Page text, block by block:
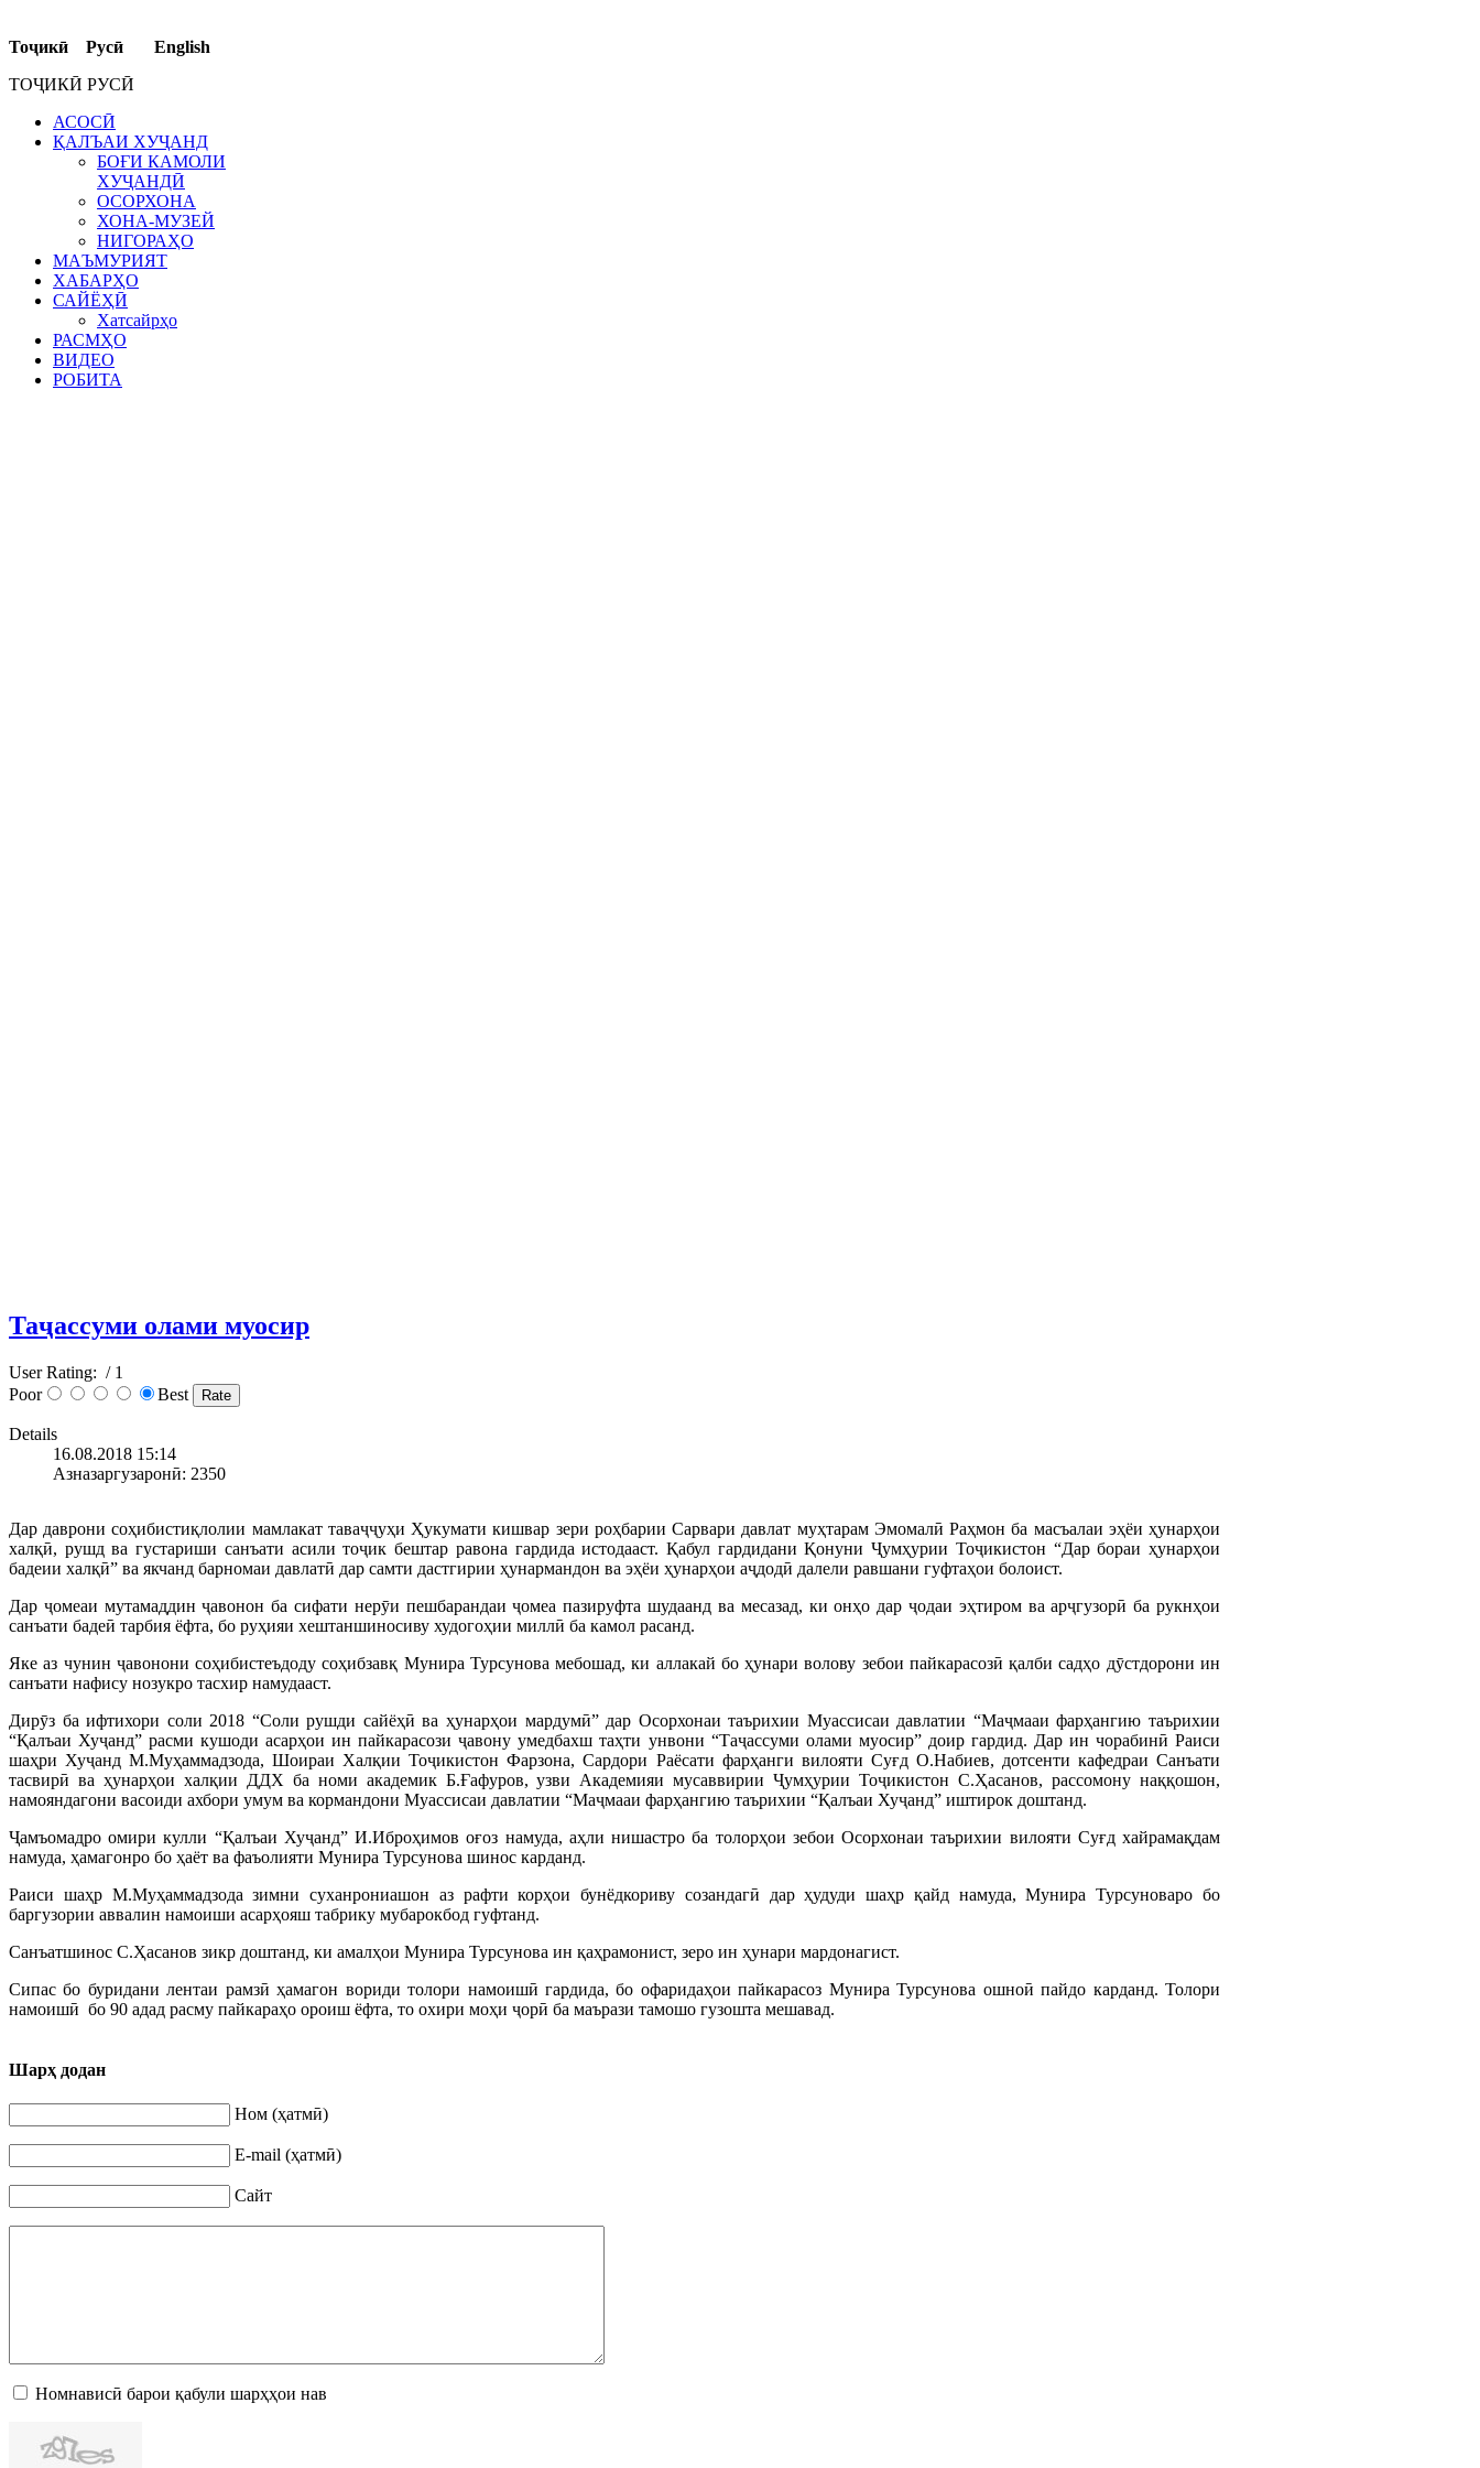
Тоҷикӣ Русӣ English
ТОҶИКӢ РУСӢ
АСОСӢ
ҚАЛЪАИ ХУҶАНД
БОҒИ КАМОЛИ
ХУҶАНДӢ
ОСОРХОНА
ХОНА-МУЗЕЙ
НИГОРАҲО
МАЪМУРИЯТ
ХАБАРҲО
САЙЁҲӢ
Хатсайрҳо
РАСМҲО
ВИДЕО
РОБИТА
Таҷассуми олами муосир
User Rating: / 1
Poor
Best
Details
16.08.2018 15:14
Азназаргузаронӣ: 2350
Дар даврони соҳибистиқлолии мамлакат таваҷҷуҳи Ҳукумати кишвар зери роҳбарии Сарвари давлат муҳтарам Эмомалӣ Раҳмон ба масъалаи эҳёи ҳунарҳои
халқӣ, рушд ва густариши санъати асили тоҷик бештар равона гардида истодааст. Қабул гардидани Қонуни Ҷумҳурии Тоҷикистон “Дар бораи ҳунарҳои
бадеии халқӣ” ва якчанд барномаи давлатӣ дар самти дастгирии ҳунармандон ва эҳёи ҳунарҳои аҷдодӣ далели равшани гуфтаҳои болоист.
Дар ҷомеаи мутамаддин ҷавонон ба сифати нерӯи пешбарандаи ҷомеа пазируфта шудаанд ва месазад, ки онҳо дар ҷодаи эҳтиром ва арҷгузорӣ ба рукнҳои
санъати бадеӣ тарбия ёфта, бо руҳияи хештаншиносиву худогоҳии миллӣ ба камол расанд.
Яке аз чунин ҷавонони соҳибистеъдоду соҳибзавқ Мунира Турсунова мебошад, ки аллакай бо ҳунари волову зебои пайкарасозӣ қалби садҳо дӯстдорони ин
санъати нафису нозукро тасхир намудааст.
Дирӯз ба ифтихори соли 2018 “Соли рушди сайёҳӣ ва ҳунарҳои мардумӣ” дар Осорхонаи таърихии Муассисаи давлатии “Маҷмааи фарҳангию таърихии
“Қалъаи Хуҷанд” расми кушоди асарҳои ин пайкарасози ҷавону умедбахш таҳти унвони “Таҷассуми олами муосир” доир гардид. Дар ин чорабинӣ Раиси
шаҳри Хуҷанд М.Муҳаммадзода, Шоираи Халқии Тоҷикистон Фарзона, Сардори Раёсати фарҳанги вилояти Суғд О.Набиев, дотсенти кафедраи Санъати
тасвирӣ ва ҳунарҳои халқии ДДХ ба номи академик Б.Ғафуров, узви Академияи мусаввирии Ҷумҳурии Тоҷикистон С.Ҳасанов, рассомону наққошон,
намояндагони васоиди ахбори умум ва кормандони Муассисаи давлатии “Маҷмааи фарҳангию таърихии “Қалъаи Хуҷанд” иштирок доштанд.
Ҷамъомадро омири кулли “Қалъаи Хуҷанд” И.Иброҳимов оғоз намуда, аҳли нишастро ба толорҳои зебои Осорхонаи таърихии вилояти Суғд хайрамақдам
намуда, ҳамагонро бо ҳаёт ва фаъолияти Мунира Турсунова шинос карданд.
Раиси шаҳр М.Муҳаммадзода зимни суханрониашон аз рафти корҳои бунёдкориву созандагӣ дар ҳудуди шаҳр қайд намуда, Мунира Турсуноваро бо
баргузории аввалин намоиши асарҳояш табрику мубарокбод гуфтанд.
Санъатшинос С.Ҳасанов зикр доштанд, ки амалҳои Мунира Турсунова ин қаҳрамонист, зеро ин ҳунари мардонагист.
Сипас бо буридани лентаи рамзӣ ҳамагон вориди толори намоишӣ гардида, бо офаридаҳои пайкарасоз Мунира Турсунова ошноӣ пайдо карданд. Толори
намоишӣ бо 90 адад расму пайкараҳо ороиш ёфта, то охири моҳи ҷорӣ ба маърази тамошо гузошта мешавад.
Шарҳ додан
Ном (ҳатмӣ)
E-mail (ҳатмӣ)
Сайт
Номнависӣ барои қабули шарҳҳои нав